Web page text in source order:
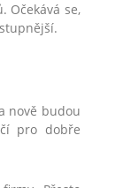
Očekává se,
nově budou
pro dobře